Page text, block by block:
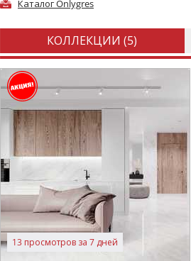
Каталог Onlygres
КОЛЛЕКЦИИ (5)
13 просмотров за 7 дней